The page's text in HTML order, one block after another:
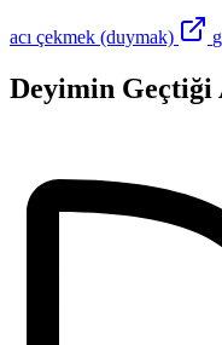
acı çekmek (duymak)
Deyimin Geçtiği